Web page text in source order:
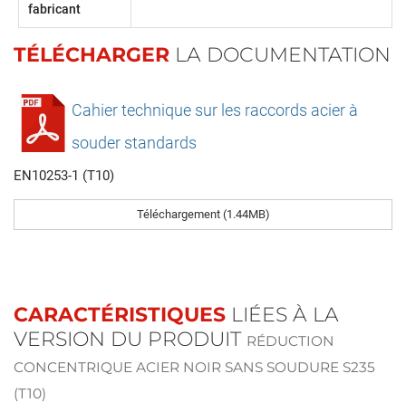
fabricant
TÉLÉCHARGER LA DOCUMENTATION
Cahier technique sur les raccords acier à
souder standards
EN10253-1 (T10)
Téléchargement (1.44MB)
CARACTÉRISTIQUES LIÉES À LA
VERSION DU PRODUIT RÉDUCTION
CONCENTRIQUE ACIER NOIR SANS SOUDURE S235
(T10)